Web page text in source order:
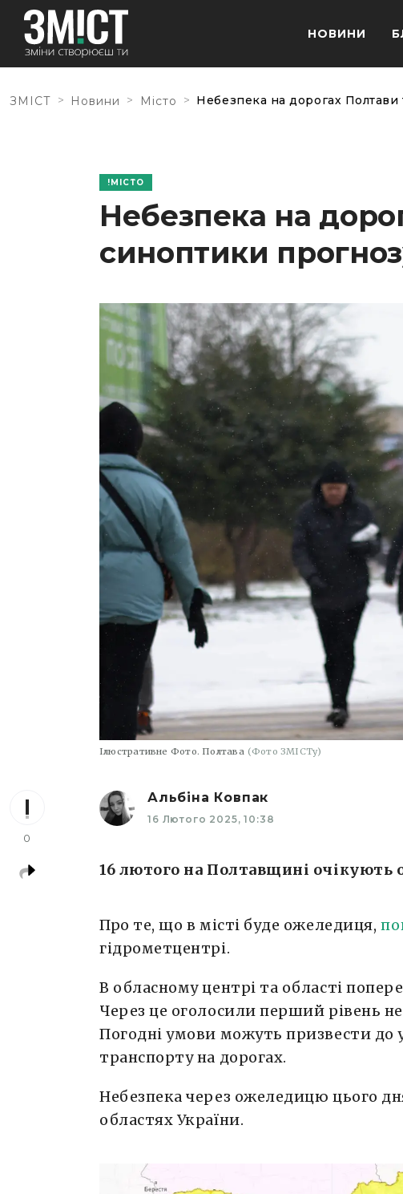
НОВИНИ
ЗМІСТ > Новини > Місто > Небезпека на дорогах
МІСТО
Небезпека на
синоптики
Ілюстративне Фото. Полтава (Фото ЗМІСТу)
0
Альбіна Ковпак
16 Лютого 2025, 10:38
16 лютого на Полтавщині очікують
Про те, що в місті буде ожеледиця,
гідрометцентрі.
В обласному центрі та області
Через це оголосили перший рівень
Погодні умови можуть призвести до
транспорту на дорогах.
Небезпека через ожеледицю цього
областях України.